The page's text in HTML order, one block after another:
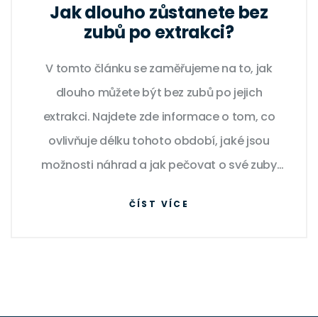
Jak dlouho zůstanete bez
zubů po extrakci?
V tomto článku se zaměřujeme na to, jak
dlouho můžete být bez zubů po jejich
extrakci. Najdete zde informace o tom, co
ovlivňuje délku tohoto období, jaké jsou
možnosti náhrad a jak pečovat o své zuby
ČÍST VÍCE